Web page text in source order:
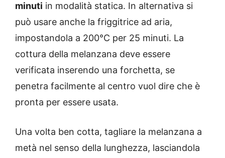
minuti in modalità statica. In alternativa si
può usare anche la friggitrice ad aria,
impostandola a 200°C per 25 minuti. La
cottura della melanzana deve essere
verificata inserendo una forchetta, se
penetra facilmente al centro vuol dire che è
pronta per essere usata.
Una volta ben cotta, tagliare la melanzana a
metà nel senso della lunghezza, lasciandola